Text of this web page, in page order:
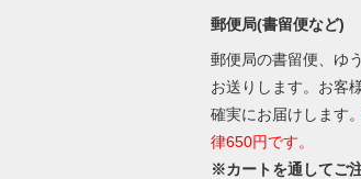
郵便局(書留便など)
郵便局の書留便、ゆ
お送りします。お客
確実にお届けします。
律650円です。
※カートを通してご